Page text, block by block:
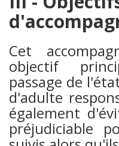
Cet
objectif
passage de
d'adulte
également
préjudiciable